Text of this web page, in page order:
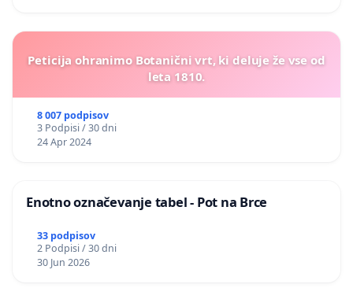
Peticija ohranimo Botanični vrt, ki deluje že vse od
leta 1810.
8 007 podpisov
3 Podpisi / 30 dni
24 Apr 2024
Enotno označevanje tabel - Pot na Brce
33 podpisov
2 Podpisi / 30 dni
30 Jun 2026